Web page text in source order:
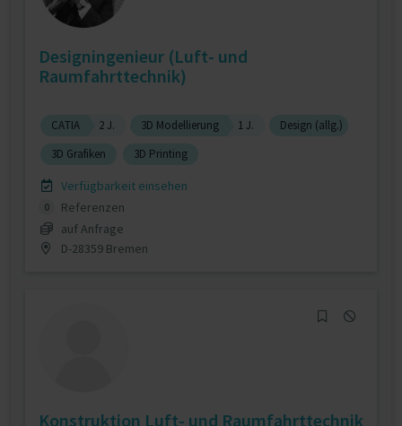
Designingenieur (Luft- und
Raumfahrttechnik)
CATIA 2 J. 3D Modellierung 1 J.
Design (allg.)
3D Grafiken
3D Printing
Verfügbarkeit einsehen
0
Referenzen
auf Anfrage
D-28359 Bremen
Konstruktion Luft- und Raumfahrttechnik